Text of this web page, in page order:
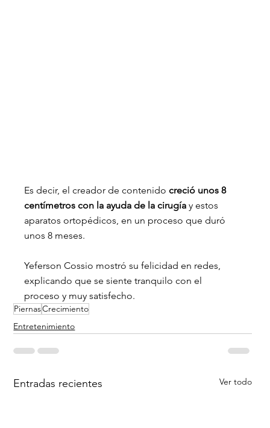
Es decir, el creador de contenido creció unos 8
centímetros con la ayuda de la cirugía y estos
aparatos ortopédicos, en un proceso que duró
unos 8 meses.
Yeferson Cossio mostró su felicidad en redes,
explicando que se siente tranquilo con el
proceso y muy satisfecho.
PiernasCrecimiento
Entretenimiento
Entradas recientes Ver todo